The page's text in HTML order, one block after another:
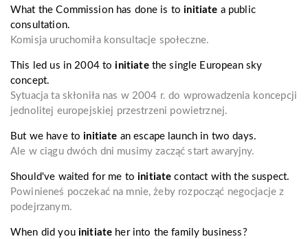
What the Commission has done is toinitiate a public
consultation.
Komisja uruchomiła konsultacje społeczne.
This led us in 2004 toinitiatethe single European sky
concept.
Sytuacja ta skłoniła nas w 2004 r. do wprowadzenia koncepcji
jednolitej europejskiej przestrzeni powietrznej.
But we have toinitiate an escape launch in two days.
Ale w ciągu dwóch dni musimy zacząć start awaryjny.
Should've waited for me toinitiate contact with the suspect.
Powinieneś poczekać na mnie, żeby rozpocząć negocjacje z
podejrzanym.
When did you initiate her into the family business?